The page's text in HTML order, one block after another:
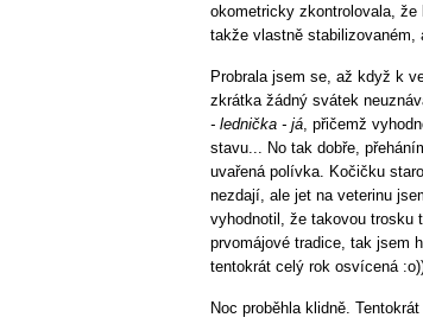
okometricky zkontrolovala,
takže vlastně stabilizovaném,
Probrala jsem se, až když k
zkrátka žádný svátek
- lednička - já, přičemž
stavu... No tak dobře,
uvařená polívka. Kočičku
nezdají, ale jet na veterinu
vyhodnotil, že takovou trosku
prvomájové tradice, tak jsem
tentokrát celý rok osvícená
Noc proběhla klidně.